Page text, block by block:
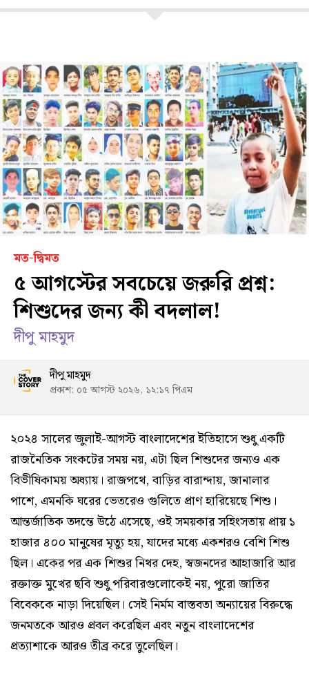
মত-দ্বিমত
৫ আগস্টের সবচেয়ে জরুরি প্রশ্ন:
শিশুদের জন্য কী বদলাল!
দীপু মাহমুদ
দীপু মাহমুদ
প্রকাশ: ০৫ আগস্ট ২০২৬, ১২:১৭ পিএম
২০২৪ সালের জুলাই-আগস্ট বাংলাদেশের ইতিহাসে শুধু একটি
রাজনৈতিক সংকটের সময় নয়, এটা ছিল শিশুদের জন্যও এক
বিভীষিকাময় অধ্যায়। রাজপথে, বাড়ির বারান্দায়, জানালার
পাশে, এমনকি ঘরের ভেতরেও গুলিতে প্রাণ হারিয়েছে শিশু।
আন্তর্জাতিক তদন্তে উঠে এসেছে, ওই সময়কার সহিংসতায় প্রায় ১
হাজার ৪০০ মানুষের মৃত্যু হয়, যাদের মধ্যে একশরও বেশি শিশু
ছিল। একের পর এক শিশুর নিথর দেহ, স্বজনদের আহাজারি আর
রক্তাক্ত মুখের ছবি শুধু পরিবারগুলোকেই নয়, পুরো জাতির
বিবেককে নাড়া দিয়েছিল। সেই নির্মম বাস্তবতা অন্যায়ের বিরুদ্ধে
জনমতকে আরও প্রবল করেছিল এবং নতুন বাংলাদেশের
প্রত্যাশাকে আরও তীব্র করে তুলেছিল।